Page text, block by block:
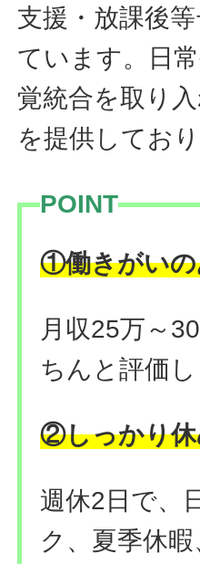
支援・放課後
ています。日
覚統合を取り
を提供しており
POINT
①働きがいの
月収25万～
ちんと評価し
②しっかり休
週休2日で、
ク、夏季休